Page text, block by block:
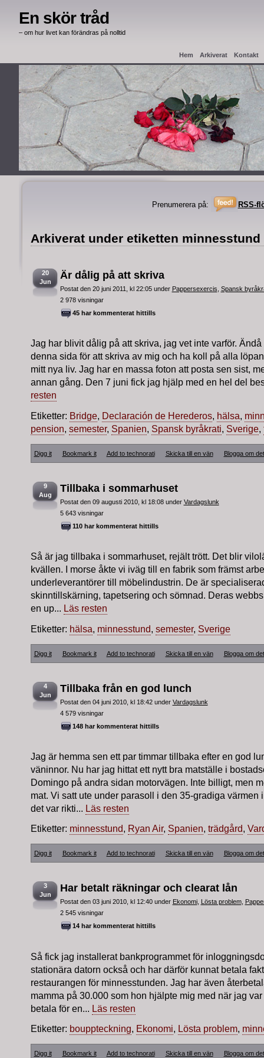
En skör tråd
– om hur livet kan förändras på nolltid
Hem Arkiverat Kontakt
Haag Apostille Intyg från
Prenumerera på: RSS-
Arkiverat under etiketten minnesstund
20
Jun
Är dålig på att skriva
Postat den 20 juni 2011, kl 22:05 under Pappersexercis Spansk
2 978 visningar
45 har kommenterat hittills
Jag har blivit dålig på att skriva, jag vet inte varför.
denna sida för att skriva av mig och ha koll på alla
mitt nya liv. Jag har en massa foton att posta sen sist,
annan gång. Den 7 juni fick jag hjälp med en hel del
resten
Etiketter: Bridge, Declaración de Herederos, hälsa,
pension, semester, Spanien, Spansk byråkrati, Sverige,
Digg it Bookmark it Add to technorati Skicka till en vän Blogga om det
9
Aug
Tillbaka i sommarhuset
Postat den 09 augusti 2010, kl 18:08 under Vardagslunk
5 643 visningar
110 har kommenterat hittills
Så är jag tillbaka i sommarhuset, rejält trött. Det blir
kvällen. I morse åkte vi iväg till en fabrik som främst
underleverantörer till möbelindustrin. De är
skinntillskärning, tapetsering och sömnad. Deras
en up... Läs resten
Etiketter: hälsa minnesstund semester, Sverige
Digg it Bookmark it Add to technorati Skicka till en vän Blogga om det
4
Jun
Tillbaka från en god lunch
Postat den 04 juni 2010, kl 18:42 under Vardagslunk
4 579 visningar
148 har kommenterat hittills
Jag är hemma sen ett par timmar tillbaka efter en god
väninnor. Nu har jag hittat ett nytt bra matställe i
Domingo på andra sidan motorvägen. Inte billigt, men
mat. Vi satt ute under parasoll i den 35-gradiga värmen
det var rikti... Läs resten
Etiketter: minnesstund, Ryan Air, Spanien, trädgård,
Digg it Bookmark it Add to technorati Skicka till en vän Blogga om det
3
Jun
Har betalt räkningar och clearat lån
Postat den 03 juni 2010, kl 12:40 under Ekonomi, Lösta problem,
2 545 visningar
14 har kommenterat hittills
Så fick jag installerat bankprogrammet för
stationära datorn också och har därför kunnat betala
restaurangen för minnesstunden. Jag har även
mamma på 30.000 som hon hjälpte mig med när jag
betala för en... Läs resten
Etiketter: bouppteckning, Ekonomi, Lösta problem,
Digg it Bookmark it Add to technorati Skicka till en vän Blogga om det